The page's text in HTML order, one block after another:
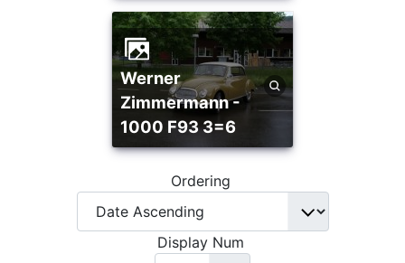
Werner
Zimmermann -
1000 F93 3=6
Ordering
Display Num